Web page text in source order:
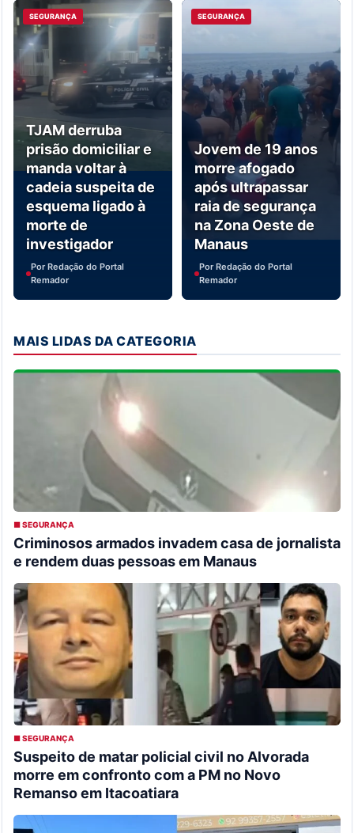
SEGURANÇA
TJAM derruba
prisão domiciliar e
manda voltar à
cadeia suspeita de
esquema ligado à
morte de
investigador
Por Redação do Portal
Remador
SEGURANÇA
Jovem de 19 anos
morre afogado
após ultrapassar
raia de segurança
na Zona Oeste de
Manaus
Por Redação do Portal
Remador
MAIS LIDAS DA CATEGORIA
■ SEGURANÇA
Criminosos armados invadem casa de jornalista
e rendem duas pessoas em Manaus
■ SEGURANÇA
Suspeito de matar policial civil no Alvorada
morre em confronto com a PM no Novo
Remanso em Itacoatiara